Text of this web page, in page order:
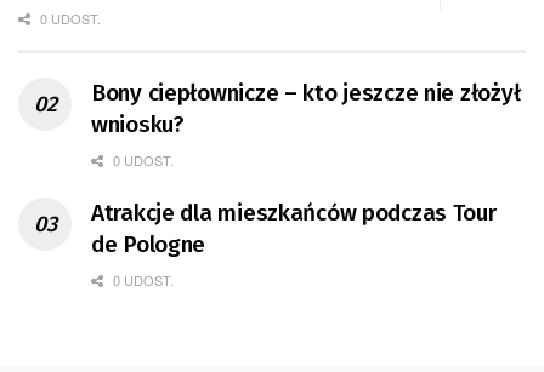
0 UDOST.
Bony ciepłownicze – kto jeszcze nie złożył
wniosku?
0 UDOST.
Atrakcje dla mieszkańców podczas Tour
de Pologne
0 UDOST.